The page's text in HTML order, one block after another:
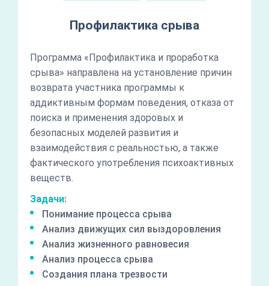
Профилактика срыва
Программа «Профилактика и проработка
срыва» направлена на установление причин
возврата участника программы к
аддиктивным формам поведения, отказа от
поиска и применения здоровых и
безопасных моделей развития и
взаимодействия с реальностью, а также
фактического употребления психоактивных
веществ.
Задачи:
Понимание процесса срыва
Анализ движущих сил выздоровления
Анализ жизненного равновесия
Анализ процесса срыва
Создания плана трезвости